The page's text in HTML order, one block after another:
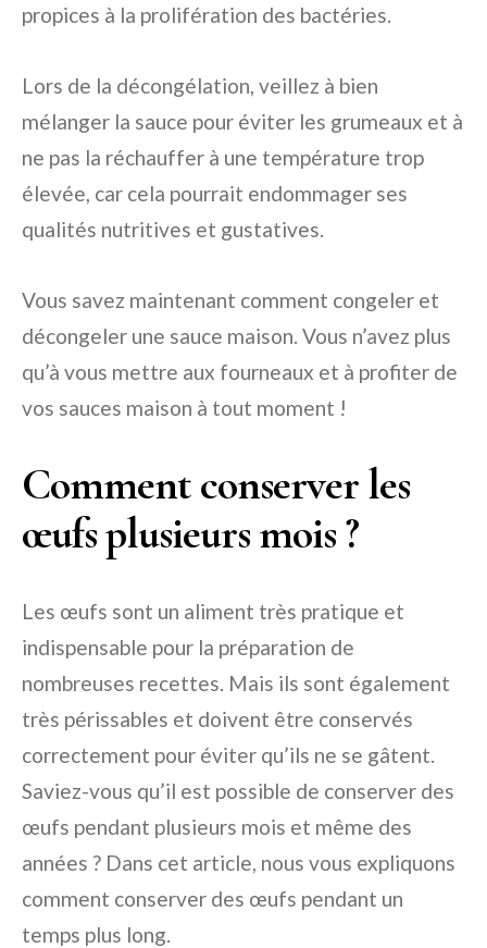
propices à la prolifération des bactéries.
Lors de la décongélation, veillez à bien
mélanger la sauce pour éviter les grumeaux et à
ne pas la réchauffer à une température trop
élevée, car cela pourrait endommager ses
qualités nutritives et gustatives.
Vous savez maintenant comment congeler et
décongeler une sauce maison. Vous n’avez plus
qu’à vous mettre aux fourneaux et à profiter de
vos sauces maison à tout moment !
Comment conserver les
œufs plusieurs mois ?
Les œufs sont un aliment très pratique et
indispensable pour la préparation de
nombreuses recettes. Mais ils sont également
très périssables et doivent être conservés
correctement pour éviter qu’ils ne se gâtent.
Saviez-vous qu’il est possible de conserver des
œufs pendant plusieurs mois et même des
années ? Dans cet article, nous vous expliquons
comment conserver des œufs pendant un
temps plus long.